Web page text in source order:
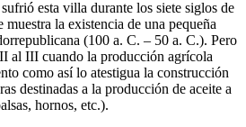
esta villa durante los siete siglos de
la existencia de una pequeña
(100 a. C. – 50 a. C.). Pero
al III cuando la producción agrícola
como así lo atestigua la construcción
destinadas a la producción de aceite a
hornos, etc.).